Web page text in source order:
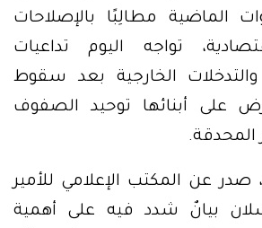
الماضية مطالِبًا بالإصلاحات
تواجه اليوم تداعيات
والتدخلات الخارجية بعد سقوط
على أبنائها توحيد الصفوف
المحدقة.
عن المكتب الإعلامي للأمير
بيانٌ شدد فيه على أهمية